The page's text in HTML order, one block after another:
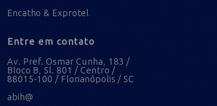
Encatho & Exprotel
Entre em contato
Av. Pref. Osmar Cunha, 183 /
Bloco B, Sl. 801 / Centro /
88015-100 / Florianópolis / SC
abih@